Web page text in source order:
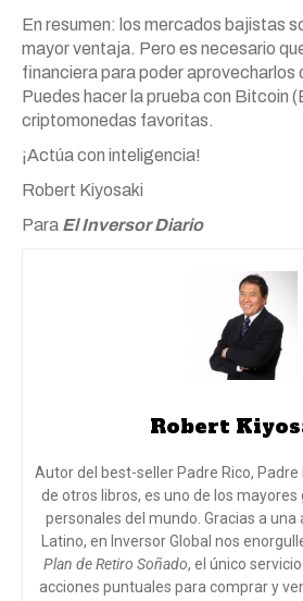
En resumen: los mercados bajistas
mayor ventaja. Pero es necesario
financiera para poder aprovecharlos
Puedes hacer la prueba con Bitcoin
criptomonedas favoritas.
¡Actúa con inteligencia!
Robert Kiyosaki
Para El Inversor Diario
Robert
Autor del best-seller Padre Rico, Padre
de otros libros, es uno de los
personales del mundo. Gracias a una
Latino, en Inversor Global nos
Plan de Retiro Soñado, el único
acciones puntuales para comprar y